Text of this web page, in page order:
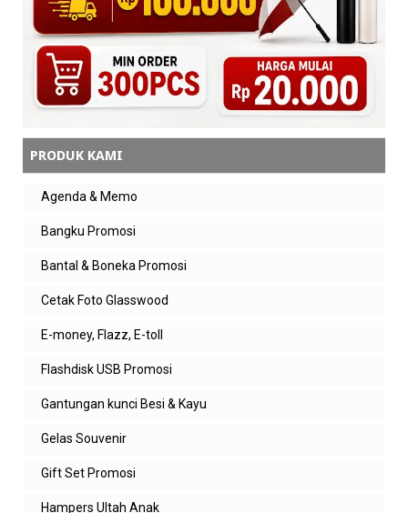
PRODUK KAMI
Agenda & Memo
Bangku Promosi
Bantal & Boneka Promosi
Cetak Foto Glasswood
E-money, Flazz, E-toll
Flashdisk USB Promosi
Gantungan kunci Besi & Kayu
Gelas Souvenir
Gift Set Promosi
Hampers Ultah Anak